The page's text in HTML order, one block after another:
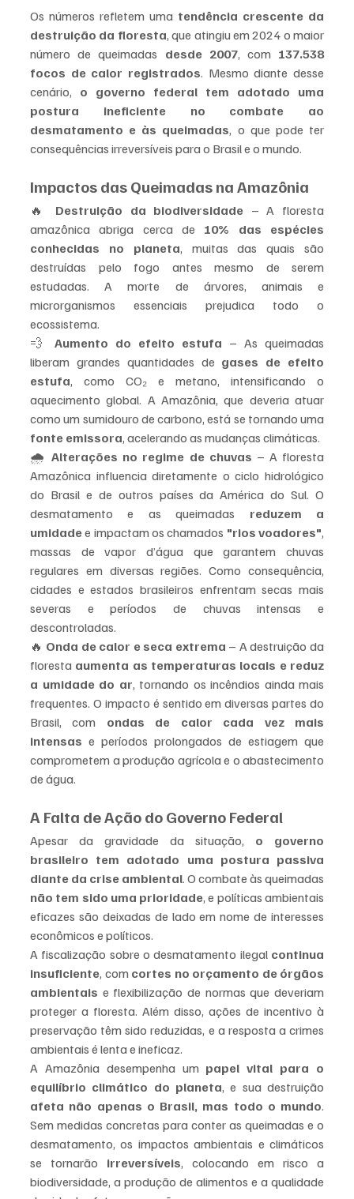
Os números refletem uma tendência crescente da
destruição da floresta, que atingiu em 2024 o maior
número de queimadas desde 2007, com 137.538
focos de calor registrados. Mesmo diante desse
cenário, o governo federal tem adotado uma
postura ineficiente no combate ao
desmatamento e às queimadas, o que pode ter
consequências irreversíveis para o Brasil e o mundo.
Impactos das Queimadas na Amazônia
🔥 Destruição da biodiversidade – A floresta
amazônica abriga cerca de 10% das espécies
conhecidas no planeta, muitas das quais são
destruídas pelo fogo antes mesmo de serem
estudadas. A morte de árvores, animais e
microrganismos essenciais prejudica todo o
ecossistema.
💨 Aumento do efeito estufa – As queimadas
liberam grandes quantidades de gases de efeito
estufa, como CO₂ e metano, intensificando o
aquecimento global. A Amazônia, que deveria atuar
fonte emissora, acelerando as mudanças climáticas.
🌧️ Alterações no regime de chuvas – A floresta
Amazônica influencia diretamente o ciclo hidrológico
do Brasil e de outros países da América do Sul. O
desmatamento e as queimadas reduzem a
umidade e impactam os chamados "rios voadores",
massas de vapor d’água que garantem chuvas
regulares em diversas regiões. Como consequência,
cidades e estados brasileiros enfrentam secas mais
severas e períodos de chuvas intensas e
descontroladas.
🔥 Onda de calor e seca extrema – A destruição da
floresta aumenta as temperaturas locais e reduz
a umidade do ar, tornando os incêndios ainda mais
frequentes. O impacto é sentido em diversas partes do
Brasil, com ondas de calor cada vez mais
intensas e períodos prolongados de estiagem que
comprometem a produção agrícola e o abastecimento
de água.
A Falta de Ação do Governo Federal
Apesar da gravidade da situação, o governo
brasileiro tem adotado uma postura passiva
diante da crise ambiental
não tem sido uma prioridade, e políticas ambientais
eficazes são deixadas de lado em nome de interesses
econômicos e políticos.
A fiscalização sobre o desmatamento ilegal continua
insuficiente, com cortes no orçamento de órgãos
ambientais e flexibilização de normas que deveriam
proteger a floresta. Além disso, ações de incentivo à
preservação têm sido reduzidas, e a resposta a crimes
ambientais é lenta e ineficaz.
A Amazônia desempenha um papel vital para o
equilíbrio climático do planeta
afeta não apenas o Brasil, mas todo o mundo.
Sem medidas concretas para conter as queimadas e o
desmatamento, os impactos ambientais e climáticos
se tornarão irreversíveis, colocando em risco a
biodiversidade, a produção de alimentos e a qualidade